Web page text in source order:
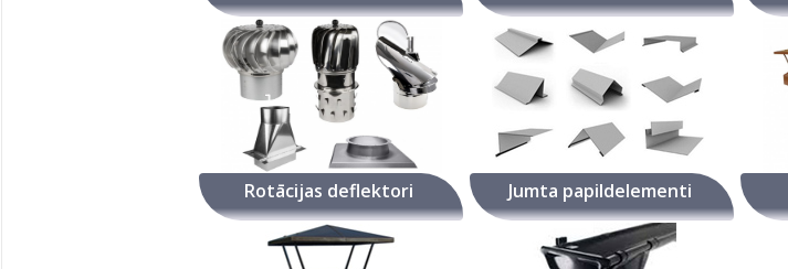
Rotācijas deflektori Jumta papildelementi